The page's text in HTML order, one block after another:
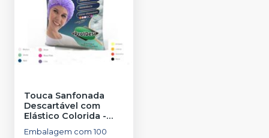
Touca Sanfonada
Descartável com
Elástico Colorida -
PROTDESC
Embalagem com 100